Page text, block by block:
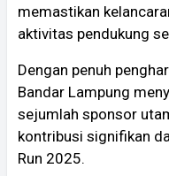
memastikan
aktivitas pendukung
Dengan penuh
Bandar Lampung
sejumlah sponsor
kontribusi signifikan
Run 2025.